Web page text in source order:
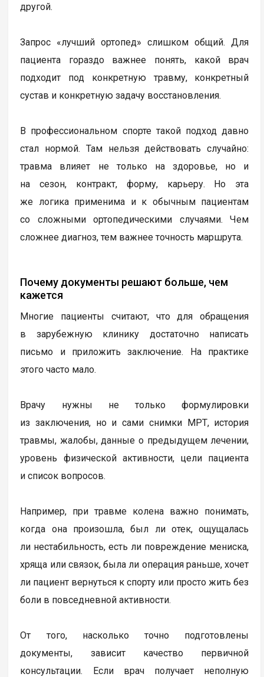
другой.
Запрос «лучший ортопед» слишком общий. Для
пациента гораздо важнее понять, какой врач
подходит под конкретную травму, конкретный
сустав и конкретную задачу восстановления.
В профессиональном спорте такой подход давно
стал нормой. Там нельзя действовать случайно:
травма влияет не только на здоровье, но и
на сезон, контракт, форму, карьеру. Но эта
же логика применима и к обычным пациентам
со сложными ортопедическими случаями. Чем
сложнее диагноз, тем важнее точность маршрута.
Почему документы решают больше, чем
кажется
Многие пациенты считают, что для обращения
в зарубежную клинику достаточно написать
письмо и приложить заключение. На практике
этого часто мало.
Врачу нужны не только формулировки
из заключения, но и сами снимки МРТ, история
травмы, жалобы, данные о предыдущем лечении,
уровень физической активности, цели пациента
и список вопросов.
Например, при травме колена важно понимать,
когда она произошла, был ли отек, ощущалась
ли нестабильность, есть ли повреждение мениска,
хряща или связок, была ли операция раньше, хочет
ли пациент вернуться к спорту или просто жить без
боли в повседневной активности.
От того, насколько точно подготовлены
документы, зависит качество первичной
консультации. Если врач получает неполную